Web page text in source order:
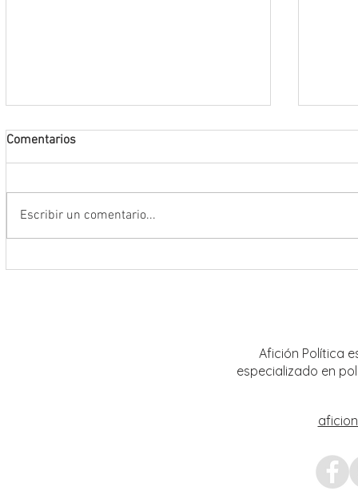
Comentarios
Escribir un comentario...
Afición Política
especializado en